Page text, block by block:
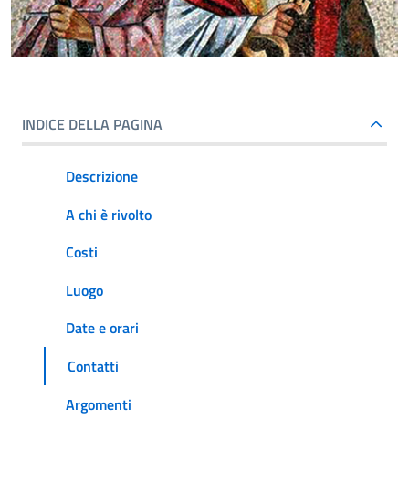
INDICE DELLA PAGINA
Descrizione
A chi è rivolto
Costi
Luogo
Date e orari
Contatti
Argomenti